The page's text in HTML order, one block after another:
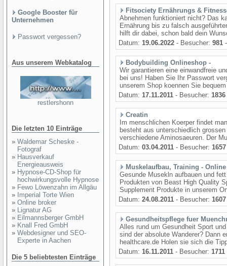
Google Booster für
Unternehmen
Passwort vergessen?
Aus unserem Webkatalog
restlershonn
Die letzten 10 Einträge
» Waldemar Scheske -
Fotograf
» Hausverkauf
Energieausweis
» Hypnose-CD-Shop für
hochwirkungsvolle Hypnose
» Fewo Löwenzahn im Allgäu
» Imperial Torte Wien
» Online broker
» Lignatur AG
» Eilmannsberger GmbH
» Knall Fred GmbH
» Webdesigner und SEO-
Experte in Aachen
Die 5 beliebtesten Einträge
Fitsociety Ernährungs &
Abnehmen funktioniert nicht? Das
Ernährung bis zu falsch
hilft dir dabei, schon bald dein
Datum: 19.06.2022 - Besucher: 981
Bodybuilding Onlineshop -
Wir garantieren eine einwandfreie
bei uns! Haben Sie Ihr Passwort
unserem Shop koennen Sie
Datum: 17.11.2011 - Besucher: 1836
Creatin
Im menschlichen Koerper findet
besteht aus unterschiedlich
verschiedene Aminosaeuren. Der
Datum: 03.04.2011 - Besucher: 1657
Muskelaufbau, Training -
Gesunde Musekln aufbauen und
Produkten von Beast High Quality
Supplement Produkte in unserem
Datum: 24.08.2011 - Besucher: 1607
Gesundheitspflege fuer
Alles rund um Gesundheit Sport
sind der absolute Wanderer? Dann
healthcare.de Holen sie sich die
Datum: 16.11.2011 - Besucher: 1711